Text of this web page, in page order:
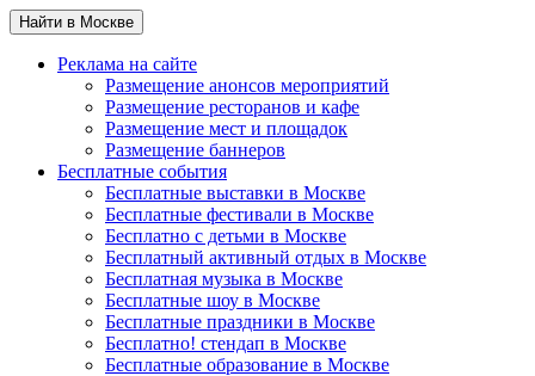
Найти в Москве
Реклама на сайте
Размещение анонсов мероприятий
Размещение ресторанов и кафе
Размещение мест и площадок
Размещение баннеров
Бесплатные события
Бесплатные выставки в Москве
Бесплатные фестивали в Москве
Бесплатно с детьми в Москве
Бесплатный активный отдых в Москве
Бесплатная музыка в Москве
Бесплатные шоу в Москве
Бесплатные праздники в Москве
Бесплатно! стендап в Москве
Бесплатные образование в Москве